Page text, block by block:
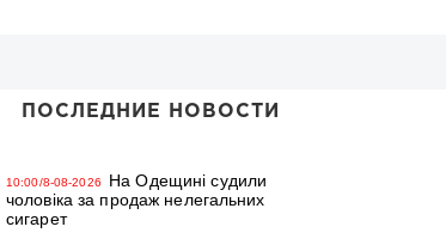
ПОСЛЕДНИЕ НОВОСТИ
10:00/8-08-2026
На Одещині судили
чоловіка за продаж нелегальних
сигарет